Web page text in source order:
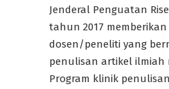
Jenderal Penguatan
tahun 2017
dosen/peneliti yang
penulisan artikel
Program klinik